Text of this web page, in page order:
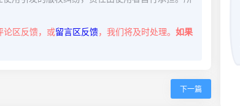
论区反馈，或留言区反馈，我们将及时处理。 如果
下一篇